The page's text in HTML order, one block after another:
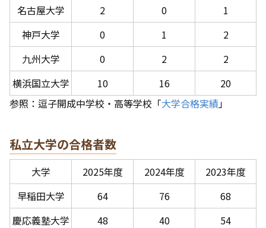
名古屋大学
2 0
1
神戸大学
0 1
2
九州大学
0 2
2
横浜国立大学
10 16
20
参照：逗子開成中学校・高等学校「大学合格実績」
私立大学の合格者数
大学 2025年度 2024年度
2023年度
早稲田大学
64 76
68
慶応義塾大学
48 40
54